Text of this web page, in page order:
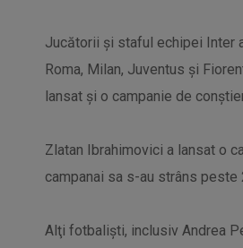
Jucătorii şi staful echipei Inter
Roma, Milan, Juventus şi
lansat şi o campanie de
Zlatan Ibrahimovici a lansat o
campanai sa s-au strâns peste
Alţi fotbalişti, inclusiv Andrea